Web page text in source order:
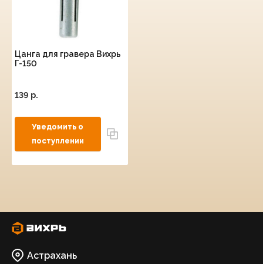
Цанга для гравера Вихрь
Г-150
139 p.
Астрахань